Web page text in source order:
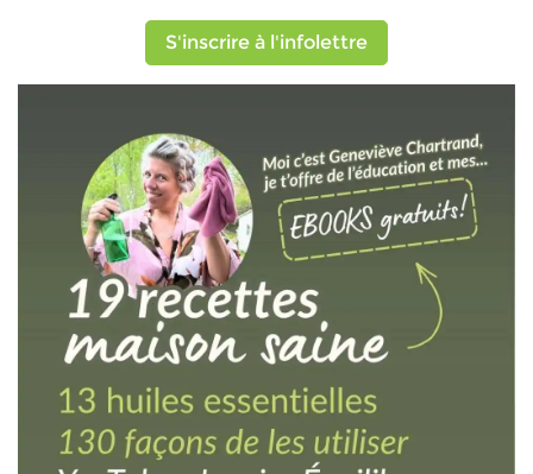
S'inscrire à l'infolettre